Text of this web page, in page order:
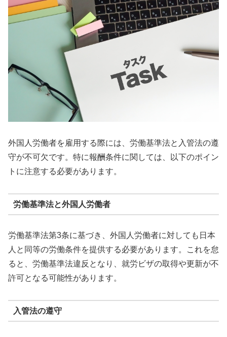
外国人労働者を雇用する際には、労働基準法と入管法の遵
守が不可欠です。特に報酬条件に関しては、以下のポイン
トに注意する必要があります。
労働基準法と外国人労働者
労働基準法第3条に基づき、外国人労働者に対しても日本
人と同等の労働条件を提供する必要があります。これを怠
ると、労働基準法違反となり、就労ビザの取得や更新が不
許可となる可能性があります。
入管法の遵守